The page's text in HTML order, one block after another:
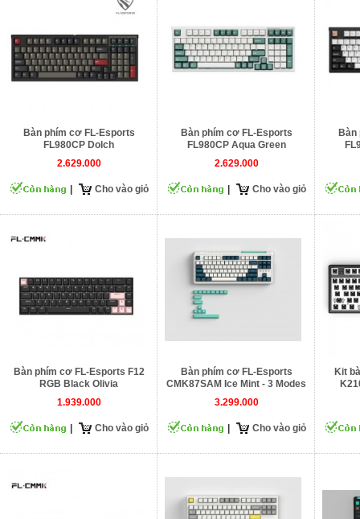
Bàn phím cơ FL-Esports
FL980CP Dolch
2.629.000
Cho vào giỏ
Bàn phím cơ FL-Esports
FL980CP Aqua Green
2.629.000
Cho vào giỏ
Bàn phím cơ FL-Esports F12
RGB Black Olivia
1.939.000
Cho vào giỏ
Bàn phím cơ FL-Esports
CMK87SAM Ice Mint - 3 Modes
3.299.000
Cho vào giỏ
Kit